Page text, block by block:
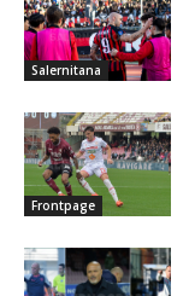
Salernitana
Frontpage